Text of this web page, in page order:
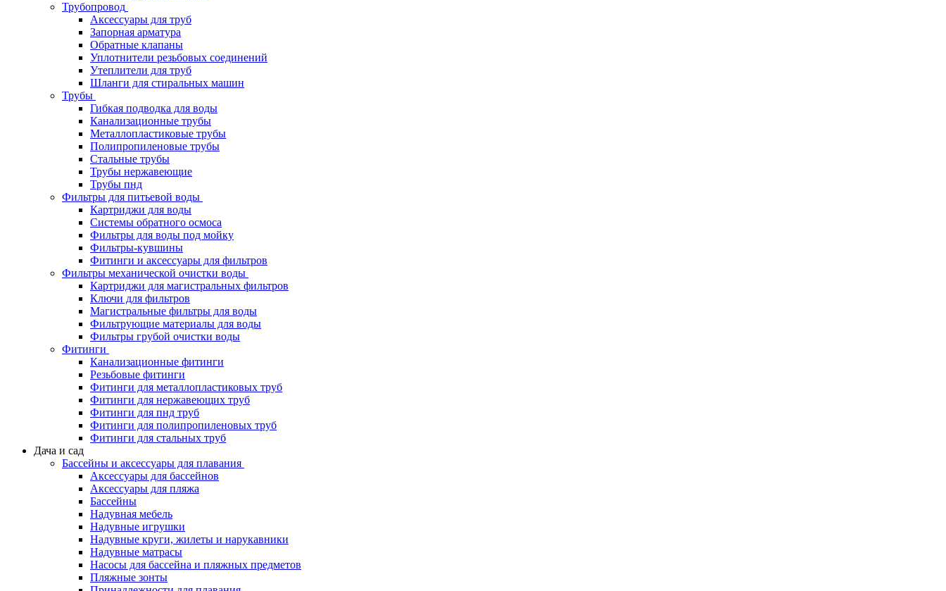
Трубопровод
Аксессуары для труб
Запорная арматура
Обратные клапаны
Уплотнители резьбовых соединений
Утеплители для труб
Шланги для стиральных машин
Трубы
Гибкая подводка для воды
Канализационные трубы
Металлопластиковые трубы
Полипропиленовые трубы
Стальные трубы
Трубы нержавеющие
Трубы пнд
Фильтры для питьевой воды
Картриджи для воды
Системы обратного осмоса
Фильтры для воды под мойку
Фильтры-кувшины
Фитинги и аксессуары для фильтров
Фильтры механической очистки воды
Картриджи для магистральных фильтров
Ключи для фильтров
Магистральные фильтры для воды
Фильтрующие материалы для воды
Фильтры грубой очистки воды
Фитинги
Канализационные фитинги
Резьбовые фитинги
Фитинги для металлопластиковых труб
Фитинги для нержавеющих труб
Фитинги для пнд труб
Фитинги для полипропиленовых труб
Фитинги для стальных труб
Дача и сад
Бассейны и аксессуары для плавания
Аксессуары для бассейнов
Аксессуары для пляжа
Бассейны
Надувная мебель
Надувные игрушки
Надувные круги, жилеты и нарукавники
Надувные матрасы
Насосы для бассейна и пляжных предметов
Пляжные зонты